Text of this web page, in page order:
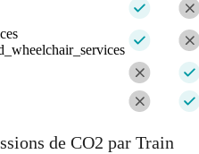
de CO2 par Train